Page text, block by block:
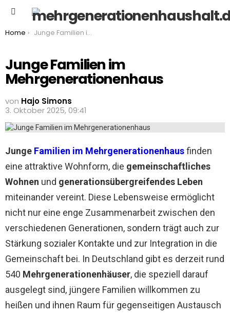
You are here:
Home Junge Familien im Mehrgenerationenhaus
Junge Familien im
Mehrgenerationenhaus
von Hajo Simons
3. Oktober 2025, 09:41
Junge Familien im Mehrgenerationenhausfinden
eine attraktive Wohnform, die gemeinschaftliches
Wohnen und generationsübergreifendes Leben
miteinander vereint. Diese Lebensweise ermöglicht
nicht nur eine enge Zusammenarbeit zwischen den
verschiedenen Generationen, sondern trägt auch zur
Stärkung sozialer Kontakte und zur Integration in die
Gemeinschaft bei. In Deutschland gibt es derzeit rund
540 Mehrgenerationenhäuser, die speziell darauf
ausgelegt sind, jüngere Familien willkommen zu
heißen und ihnen Raum für gegenseitigen Austausch